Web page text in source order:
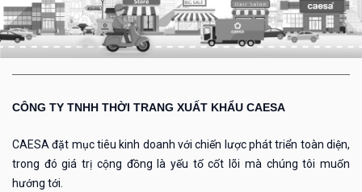
CÔNG TY TNHH THỜI TRANG XUẤT KHẨU CAESA
CAESA đặt mục tiêu kinh doanh với chiến lược phát triển toàn diện,
trong đó giá trị cộng đồng là yếu tố cốt lõi mà chúng tôi muốn
hướng tới.